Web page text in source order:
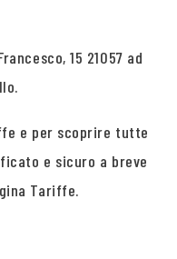
15 21057 ad
e per scoprire tutte
e sicuro a breve
Tariffe.